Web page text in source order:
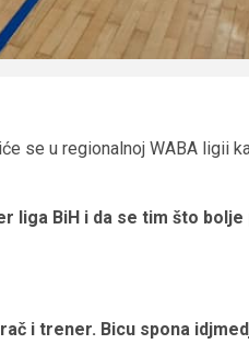
se u regionalnoj WABA ligii
liga BiH i da se tim što bolje
i trener. Bicu spona